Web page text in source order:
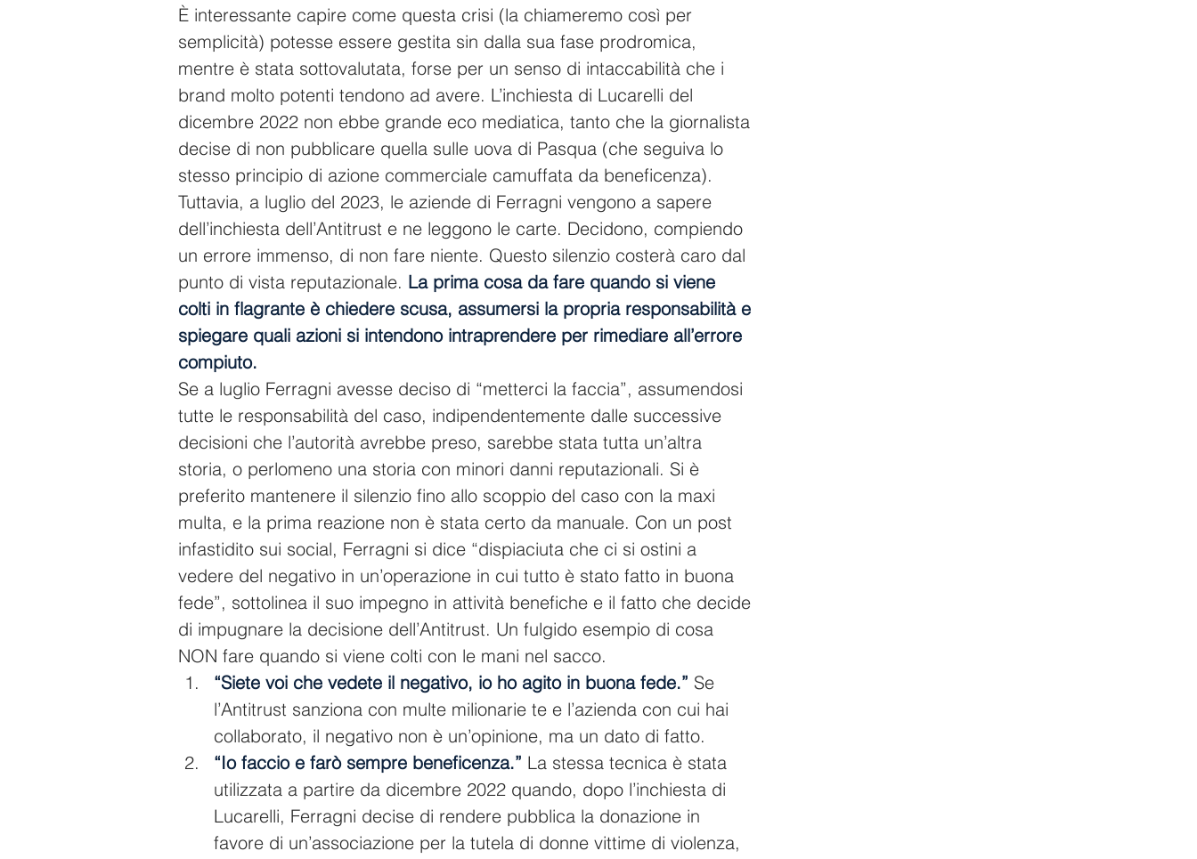
È interessante capire come questa crisi (la chiameremo così per
semplicità) potesse essere gestita sin dalla sua fase prodromica,
mentre è stata sottovalutata, forse per un senso di intaccabilità che i
brand molto potenti tendono ad avere. L’inchiesta di Lucarelli del
dicembre 2022 non ebbe grande eco mediatica, tanto che la giornalista
decise di non pubblicare quella sulle uova di Pasqua (che seguiva lo
stesso principio di azione commerciale camuffata da beneficenza).
Tuttavia, a luglio del 2023, le aziende di Ferragni vengono a sapere
dell’inchiesta dell’Antitrust e ne leggono le carte. Decidono, compiendo
un errore immenso, di non fare niente. Questo silenzio costerà caro dal
punto di vista reputazionale. La prima cosa da fare quando si viene
colti in flagrante è chiedere scusa, assumersi la propria responsabilità e
spiegare quali azioni si intendono intraprendere per rimediare all’errore
compiuto.
Se a luglio Ferragni avesse deciso di “metterci la faccia”, assumendosi
tutte le responsabilità del caso, indipendentemente dalle successive
decisioni che l’autorità avrebbe preso, sarebbe stata tutta un’altra
storia, o perlomeno una storia con minori danni reputazionali. Si è
preferito mantenere il silenzio fino allo scoppio del caso con la maxi
multa, e la prima reazione non è stata certo da manuale. Con un post
infastidito sui social, Ferragni si dice “dispiaciuta che ci si ostini a
vedere del negativo in un’operazione in cui tutto è stato fatto in buona
fede”, sottolinea il suo impegno in attività benefiche e il fatto che decide
di impugnare la decisione dell’Antitrust. Un fulgido esempio di cosa
NON fare quando si viene colti con le mani nel sacco.
“Siete voi che vedete il negativo, io ho agito in buona fede.” Se
l’Antitrust sanziona con multe milionarie te e l’azienda con cui hai
collaborato, il negativo non è un’opinione, ma un dato di fatto.
“Io faccio e farò sempre beneficenza.” La stessa tecnica è stata
utilizzata a partire da dicembre 2022 quando, dopo l’inchiesta di
Lucarelli, Ferragni decise di rendere pubblica la donazione in
favore di un’associazione per la tutela di donne vittime di violenza,